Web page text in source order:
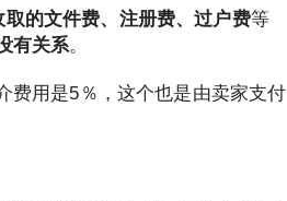
的文件费、注册费、过户费等
有关系。
费用是5％，这个也是由卖家支付